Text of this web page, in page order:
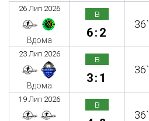
26 Лип 2026
Вдома
в
6:2
36`
23 Лип 2026
Вдома
в
3:1
36`
19 Лип 2026 в
36`